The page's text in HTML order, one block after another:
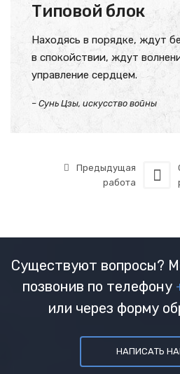
Типовой блок
Находясь в порядке, ждут
в спокойствии, ждут
управление сердцем.
– Сунь Цзы, искусство войны
Предыдущая
работа
Существуют вопросы?
позвонив по телефону
или через форму
НАПИСАТЬ